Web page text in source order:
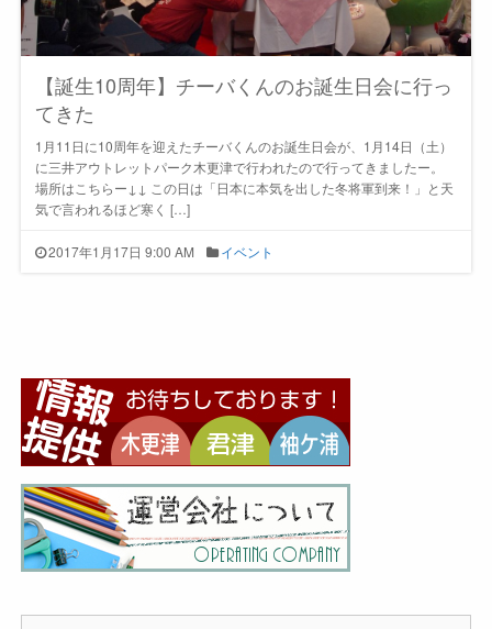
【誕生10周年】チーバくんのお誕生日会に行っ
てきた
1月11日に10周年を迎えたチーバくんのお誕生日会が、1月14日（土）
に三井アウトレットパーク木更津で行われたので行ってきましたー。
場所はこちらー↓↓ この日は「日本に本気を出した冬将軍到来！」と天
気で言われるほど寒く […]
2017年1月17日 9:00 AM イベント